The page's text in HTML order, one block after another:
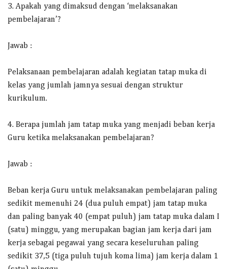
3. Apakah yang dimaksud dengan ‘melaksanakan
pembelajaran’?
Jawab :
Pelaksanaan pembelajaran adalah kegiatan tatap muka di
kelas yang jumlah jamnya sesuai dengan struktur
kurikulum.
4. Berapa jumlah jam tatap muka yang menjadi beban kerja
Guru ketika melaksanakan pembelajaran?
Jawab :
Beban kerja Guru untuk melaksanakan pembelajaran paling
sedikit memenuhi 24 (dua puluh empat) jam tatap muka
dan paling banyak 40 (empat puluh) jam tatap muka dalam I
(satu) minggu, yang merupakan bagian jam kerja dari jam
kerja sebagai pegawai yang secara keseluruhan paling
sedikit 37,5 (tiga puluh tujuh koma lima) jam kerja dalam 1